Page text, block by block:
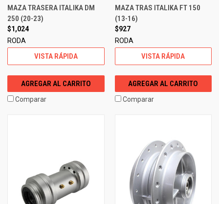
MAZA TRASERA ITALIKA DM
250 (20-23)
$1,024
RODA
VISTA RÁPIDA
AGREGAR AL CARRITO
Comparar
MAZA TRAS ITALIKA FT 150
(13-16)
$927
RODA
VISTA RÁPIDA
AGREGAR AL CARRITO
Comparar